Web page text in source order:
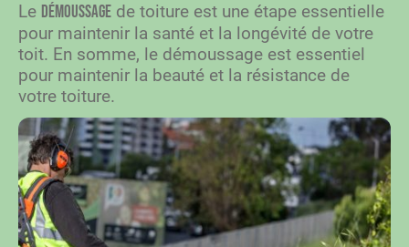
Le démoussage de toiture est une étape essentielle
pour maintenir la santé et la longévité de votre
toit. En somme, le démoussage est essentiel
pour maintenir la beauté et la résistance de
votre toiture.